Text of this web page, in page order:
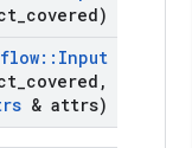
covered)
:: Input
covered ,
& attrs)